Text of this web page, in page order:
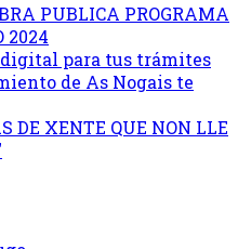
PUBLICA PROGRAMA
2024
para tus trámites
de As Nogais te
DE XENTE QUE NON LLE